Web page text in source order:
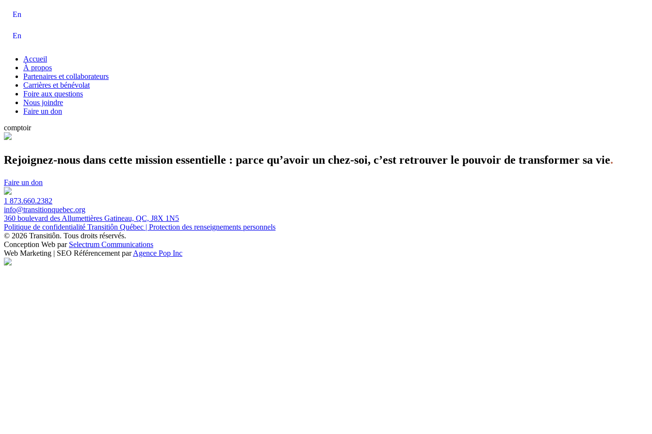
En
En
Accueil
À propos
Partenaires et collaborateurs
Carrières et bénévolat
Foire aux questions
Nous joindre
Faire un don
comptoir
Rejoignez-nous dans cette mission essentielle : parce qu’avoir un chez-soi, c’est retrouver le pouvoir de transformer sa vie.
Faire un don
1 873.660.2382
info@transitionquebec.org
360 boulevard des Allumettières Gatineau, QC, J8X 1N5
Politique de confidentialité Transitiôn Québec | Protection des renseignements personnels
© 2026 Transitiôn. Tous droits réservés.
Conception Web par Selectrum Communications
Web Marketing | SEO Référencement parAgence Pop Inc